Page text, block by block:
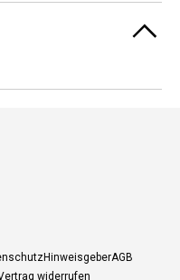
HinweisgeberAGB
widerrufen